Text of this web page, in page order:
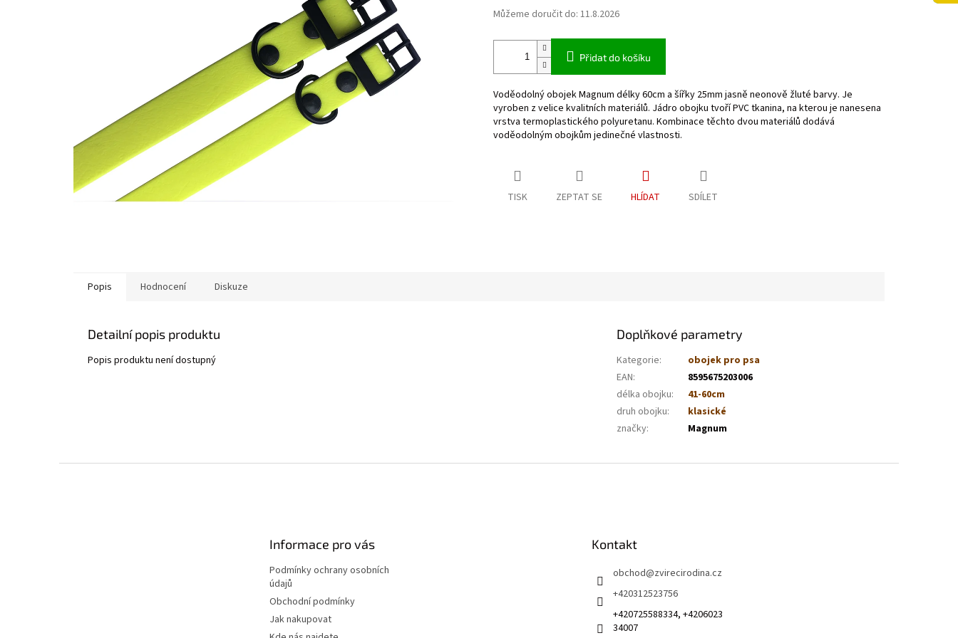
Můžeme doručit do: 11.8.2026
Přidat do košíku
Voděodolný obojek Magnum délky 60cm a šířky 25mm jasně neonově žluté barvy. Je
vyroben z velice kvalitních materiálů. Jádro obojku tvoří PVC tkanina, na kterou je nanesena
vrstva termoplastického polyuretanu. Kombinace těchto dvou materiálů dodává
voděodolným obojkům jedinečné vlastnosti.
TISK ZEPTAT SE HLÍDAT SDÍLET
Popis Hodnocení Diskuze
Detailní popis produktu
Popis produktu není dostupný
Doplňkové parametry
Kategorie:
obojek pro psa
EAN:
8595675203006
délka obojku:
41-60cm
druh obojku:
klasické
značky: Magnum
Informace pro vás
Podmínky ochrany osobních
údajů
Obchodní podmínky
Jak nakupovat
Kontakt
obchod@zvirecirodina.cz
+420312523756
+420725588334, +4206023
34007